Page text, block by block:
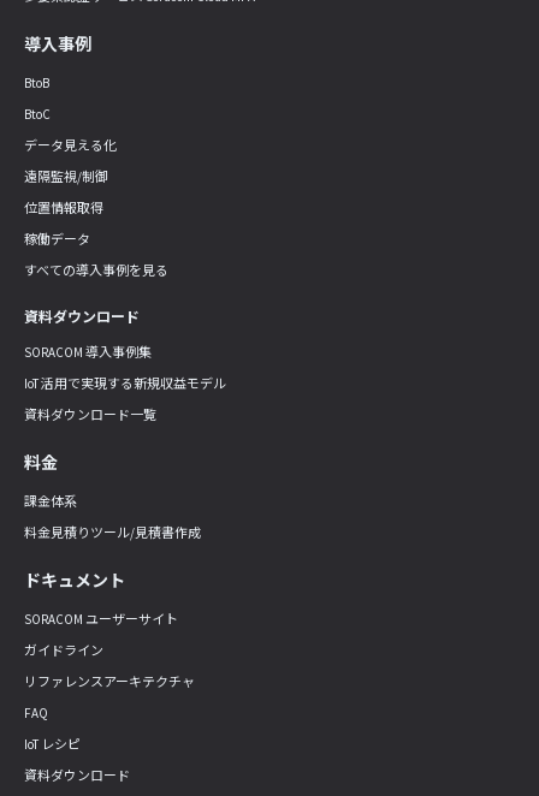
導入事例
BtoB
BtoC
データ見える化
遠隔監視/制御
位置情報取得
稼働データ
すべての導入事例を見る
資料ダウンロード
SORACOM 導入事例集
IoT 活用で実現する新規収益モデル
資料ダウンロード一覧
料金
課金体系
料金見積りツール/見積書作成
ドキュメント
SORACOM ユーザーサイト
ガイドライン
リファレンスアーキテクチャ
FAQ
IoT レシピ
資料ダウンロード